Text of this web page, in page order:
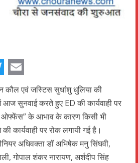
Email
कौल एवं जस्टिस सुधांशु धुलिया की
सुनवाई करते हुए ED की कार्यवाही पर
ओफ्फेंस” के आभाव के कारण किसी भी
कार्यवाही पर रोक लगायी गई है।
अधिवक्ता डॉ अभिषेक मनु सिंघवी,
गोपाल शंकर नारायण, अर्शदीप सिंह